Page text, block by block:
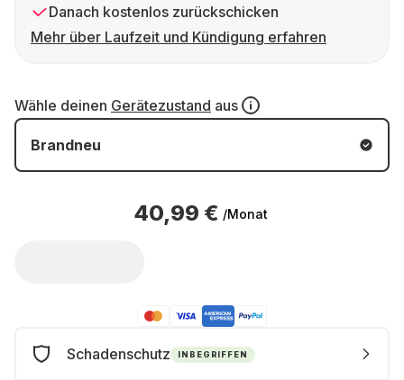
Danach kostenlos zurückschicken
Mehr über Laufzeit und Kündigung erfahren
Wähle deinen Gerätezustand aus
Brandneu
40,99 € /Monat
Schadenschutz INBEGRIFFEN